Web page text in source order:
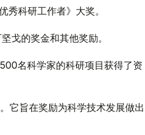
科研工作者》大奖。
戈的奖金和其他奖励。
名科学家的科研项目获得了资
它旨在奖励为科学技术发展做出